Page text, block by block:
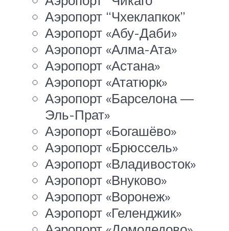
Аэропорт “Чхеклапкок”
Аэропорт «Абу-Даби»
Аэропорт «Алма-Ата»
Аэропорт «Астана»
Аэропорт «Ататюрк»
Аэропорт «Барселона —
Эль-Прат»
Аэропорт «Богашёво»
Аэропорт «Брюссель»
Аэропорт «Владивосток»
Аэропорт «Внуково»
Аэропорт «Воронеж»
Аэропорт «Геленджик»